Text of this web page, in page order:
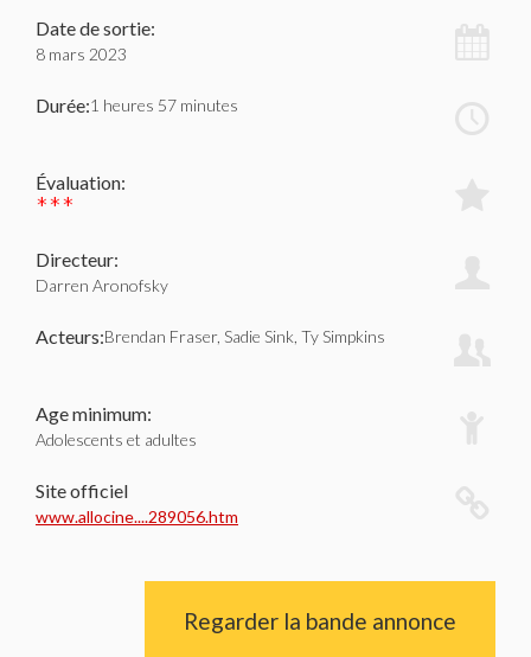
Date de sortie:
8 mars 2023
Durée:1 heures 57 minutes
Évaluation:
***
Directeur:
Darren Aronofsky
Acteurs:Brendan Fraser, Sadie Sink, Ty Simpkins
Age minimum:
Adolescents et adultes
Site officiel
www.allocine....289056.htm
Regarder la bande annonce